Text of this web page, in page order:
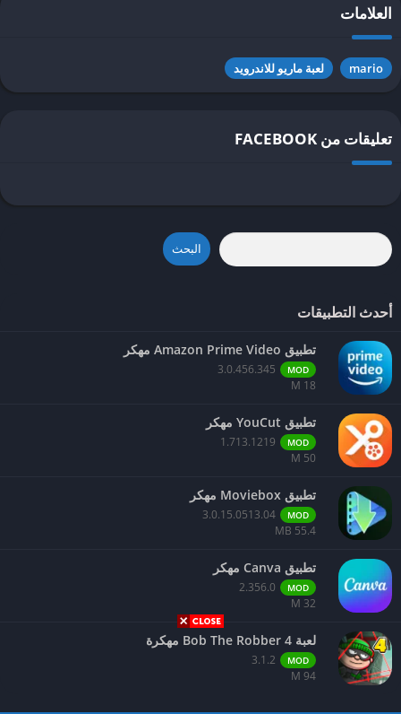
العلامات
mario لعبة ماريو للاندرويد
تعليقات من FACEBOOK
البحث
أحدث التطبيقات
تطبيق Amazon Prime Video مهكر
MOD
3.0.456.345
18 M
تطبيق YouCut مهكر
MOD
1.713.1219
50 M
تطبيق Moviebox مهكر
MOD
3.0.15.0513.04
55.4 MB
تطبيق Canva مهكر
MOD
2.356.0
32 M
لعبة Bob The Robber 4 مهكرة
MOD
3.1.2
94 M